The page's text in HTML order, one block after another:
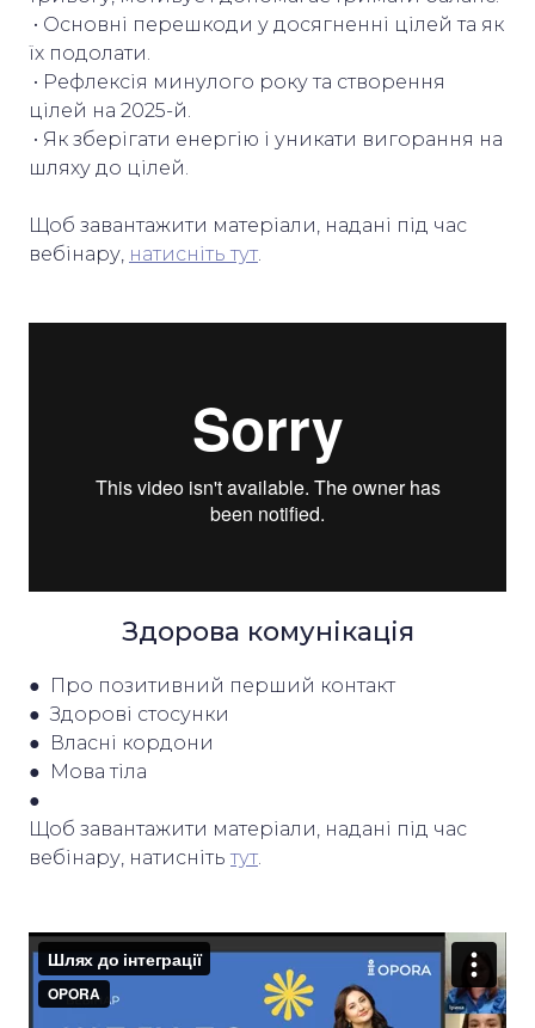
• Основні перешкоди у досягненні цілей та як
їх подолати.
• Рефлексія минулого року та створення
цілей на 2025-й.
• Як зберігати енергію і уникати вигорання на
шляху до цілей.
Щоб завантажити матеріали, надані під час
вебінару, натисніть тут
Здорова комунікація
● Про позитивний перший контакт
● Здорові стосунки
● Власні кордони
● Мова тіла
●
Щоб завантажити матеріали, надані під час
вебінару, натисніть тут